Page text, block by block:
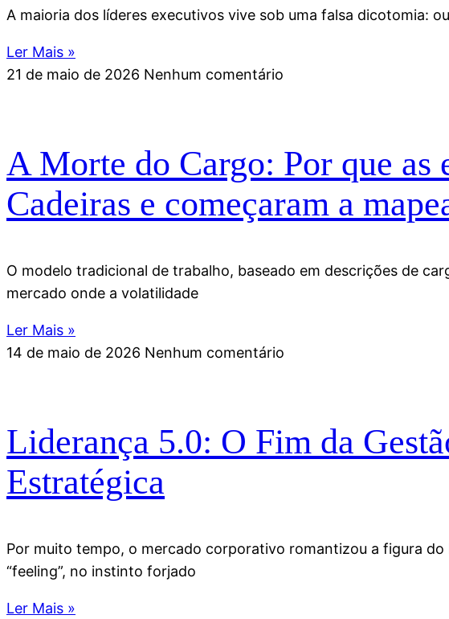
A maioria dos líderes executivos vive sob uma falsa dicotomia:
Ler Mais »
21 de maio de 2026 Nenhum comentário
A Morte do Cargo: Por que as
Cadeiras e começaram a
O modelo tradicional de trabalho, baseado em descrições de
mercado onde a volatilidade
Ler Mais »
14 de maio de 2026 Nenhum comentário
Liderança 5.0: O Fim da
Estratégica
Por muito tempo, o mercado corporativo romantizou a figura
“feeling”, no instinto forjado
Ler Mais »